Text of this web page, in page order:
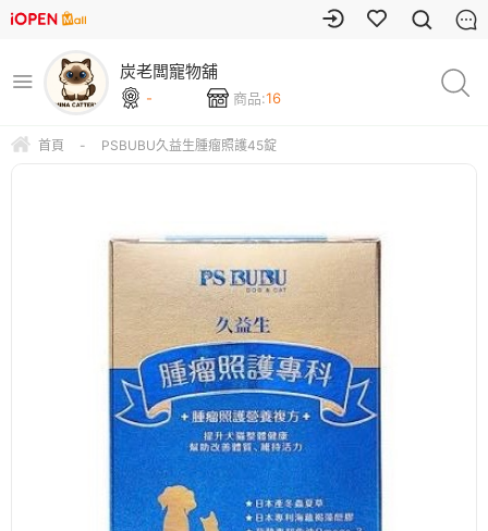
炭老闆寵物舖
- 商品:16
首頁 - PSBUBU久益生腫瘤照護45錠